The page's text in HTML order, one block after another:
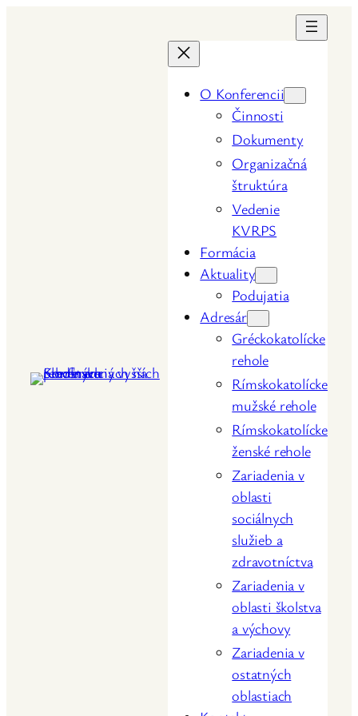
O Konferencii
Činnosti
Dokumenty
Organizačná
štruktúra
Vedenie
KVRPS
Formácia
Aktuality
Podujatia
Adresár
Gréckokatolícke
rehole
Rímskokatolícke
mužské rehole
Rímskokatolícke
ženské rehole
Zariadenia v
oblasti
sociálnych
služieb a
zdravotníctva
Zariadenia v
oblasti školstva
a výchovy
Zariadenia v
ostatných
oblastiach